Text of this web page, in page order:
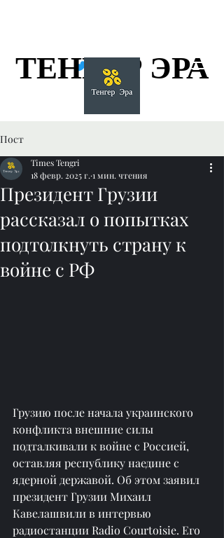
ТЕНГЕР ЭРА
ТЕНГЕР ЭРА
Пост
Президент Грузии
рассказал о попытках
подтолкнуть страну к
войне с РФ
Times Tengri
18 февр. 2025 г. 1 мин. чтения
Грузию после начала украинского
конфликта внешние силы
подталкивали к войне с Россией,
оставляя республику наедине с
ядерной державой. Об этом заявил
президент Грузии Михаил
Кавелашвили в интервью
радиостанции Radio Courtoisie. Его